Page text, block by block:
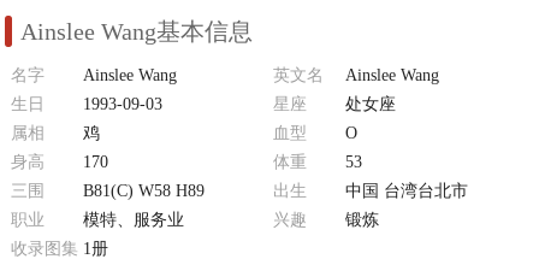
Ainslee Wang基本信息
名字 Ainslee Wang 英文名
Ainslee Wang
生日
1993-09-03 星座
处女座
属相
鸡 血型
O
身高
170 体重
53
三围
B81(C) W58 H89 出生
中国 台湾台北市
职业
模特、服务业 兴趣
锻炼
收录图集 1册